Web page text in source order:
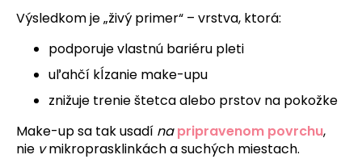
Výsledkom je „živý primer“ – vrstva, ktorá:
podporuje vlastnú bariéru pleti
uľahčí kĺzanie make-upu
znižuje trenie štetca alebo prstov na pokožke
Make-up sa tak usadí na pripravenom povrchu,
nie v mikroprasklinkách a suchých miestach.